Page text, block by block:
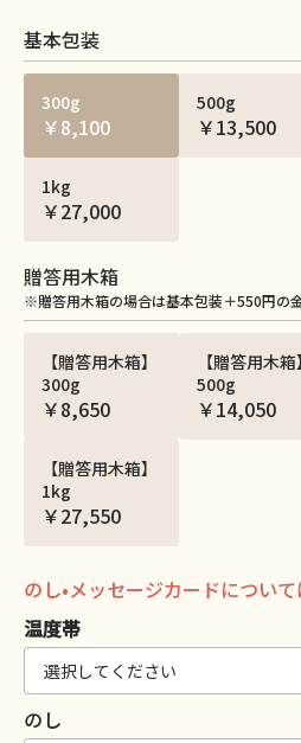
基本包装
300g
￥8,100
500g
￥13,500
1kg
￥27,000
贈答用木箱
※贈答用木箱の場合は基本包装＋550円の金
【贈答用木箱】
300g
￥8,650
【贈答用木箱】
500g
￥14,050
【贈答用木箱】
1kg
￥27,550
のし•メッセージカードについ
温度帯
のし